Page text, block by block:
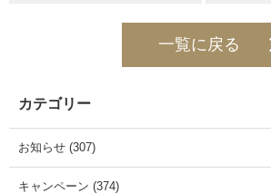
一覧に戻る
カテゴリー
お知らせ (307)
キャンペーン (374)